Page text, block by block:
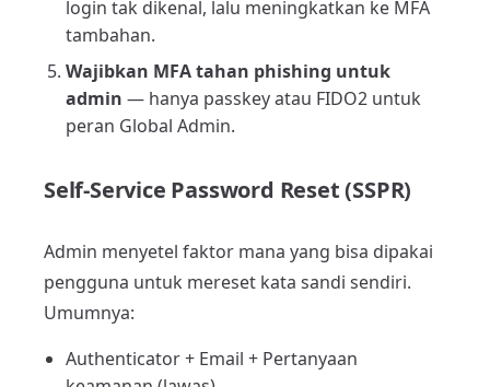
login tak dikenal, lalu meningkatkan ke MFA
tambahan.
Wajibkan MFA tahan phishing untuk
admin — hanya passkey atau FIDO2 untuk
peran Global Admin.
Self-Service Password Reset (SSPR)
Admin menyetel faktor mana yang bisa dipakai
pengguna untuk mereset kata sandi sendiri.
Umumnya:
Authenticator + Email + Pertanyaan